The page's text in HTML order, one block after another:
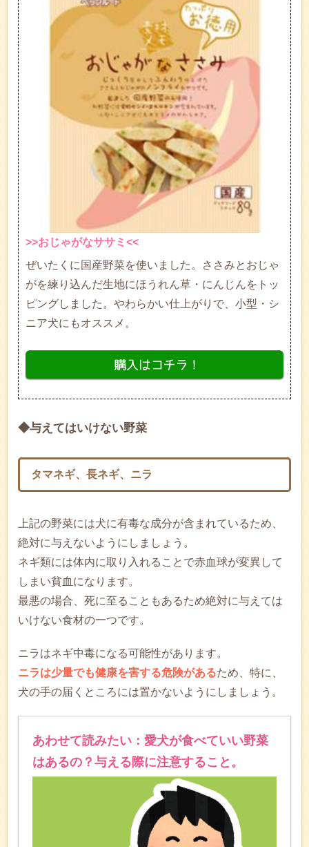
>>おじゃがなササミ<<
ぜいたくに国産野菜を使いました。ささみとおじゃ
がを練り込んだ生地にほうれん草・にんじんをトッ
ピングしました。やわらかい仕上がりで、小型・シ
ニア犬にもオススメ。
◆与えてはいけない野菜
タマネギ、長ネギ、ニラ
上記の野菜には犬に有毒な成分が含まれているため、
絶対に与えないようにしましょう。
ネギ類には体内に取り入れることで赤血球が変異して
しまい貧血になります。
最悪の場合、死に至ることもあるため絶対に与えては
いけない食材の一つです。
ニラはネギ中毒になる可能性があります。
ニラは少量でも健康を害する危険があるため、特に、
犬の手の届くところには置かないようにしましょう。
あわせて読みたい：愛犬が食べていい野菜
はあるの？与える際に注意すること。